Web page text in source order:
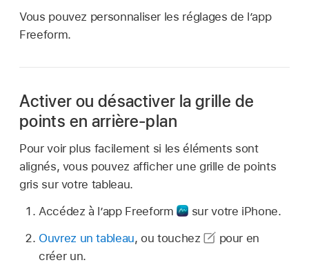
Vous pouvez personnaliser les réglages de l’app
Freeform.
Activer ou désactiver la grille de
points en arrière-plan
Pour voir plus facilement si les éléments sont
alignés, vous pouvez afficher une grille de points
gris sur votre tableau.
Accédez à l’app Freeform
sur votre iPhone.
Ouvrez un tableau, ou touchez
pour en
créer un.